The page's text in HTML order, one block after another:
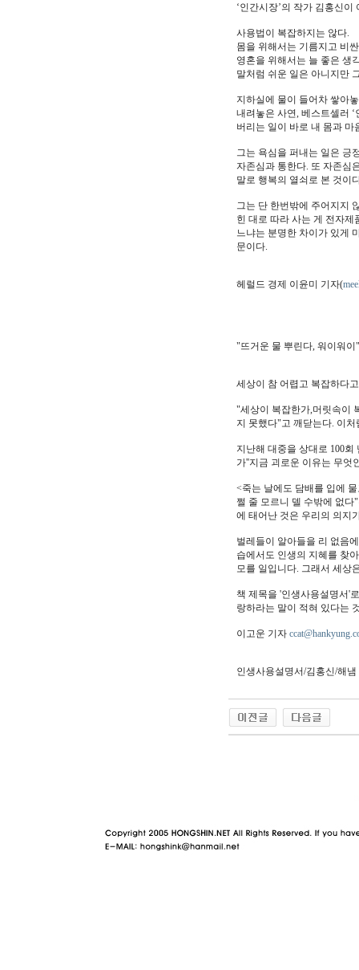
‘인간시장’의 작가 김홍신
사용법이 복잡하지는 않다.
몸을 위해서는 기름지고 비
영혼을 위해서는 늘 좋은 생
말처럼 쉬운 일은 아니지만
지하실에 물이 들어차 쌓아
내려놓은 사연, 베스트셀러
버리는 일이 바로 내 몸과
그는 욕심을 퍼내는 일은 긍
자존심과 통한다. 또 자존심
말로 행복의 열쇠로 본 것이
그는 단 한번밖에 주어지지
힌 대로 따라 사는 게 전자
느냐는 분명한 차이가 있게
문이다.
헤럴드 경제 이윤미 기자(
"뜨거운 물 뿌린다, 워이워
세상이 참 어렵고 복잡하다
"세상이 복잡한가,머릿속이
지 못했다"고 깨닫는다. 이
지난해 대중을 상대로 100
가''지금 괴로운 이유는 무엇
<죽는 날에도 담배를 입에
쩔 줄 모르니 델 수밖에 없
에 태어난 것은 우리의 의지
벌레들이 알아들을 리 없음
습에서도 인생의 지혜를 찾
모를 일입니다. 그래서 세상
책 제목을 '인생사용설명서'
랑하라는 말이 적혀 있다는
이고운 기자
인생사용설명서/김홍신/해냄